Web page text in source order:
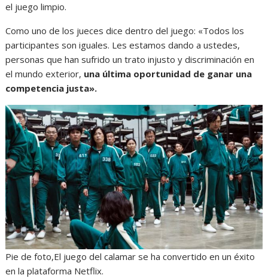
el juego limpio.
Como uno de los jueces dice dentro del juego: «Todos los
participantes son iguales. Les estamos dando a ustedes,
personas que han sufrido un trato injusto y discriminación en
el mundo exterior, una última oportunidad de ganar una
competencia justa».
Pie de foto,El juego del calamar se ha convertido en un éxito
en la plataforma Netflix.